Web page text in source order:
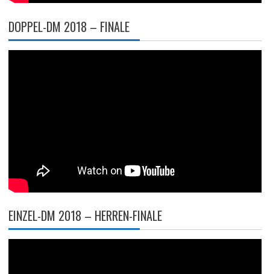
DOPPEL-DM 2018 – FINALE
EINZEL-DM 2018 – HERREN-FINALE